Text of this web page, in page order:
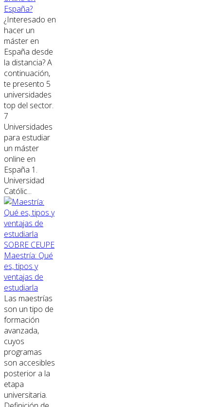
España?
¿Interesado en
hacer un
máster en
España desde
la distancia? A
continuación,
te presento 5
universidades
top del sector.
7
Universidades
para estudiar
un máster
online en
España 1.
Universidad
Católic...
SOBRE CEUPE
Maestría: Qué
es, tipos y
ventajas de
estudiarla
Las maestrías
son un tipo de
formación
avanzada,
cuyos
programas
son accesibles
posterior a la
etapa
universitaria.